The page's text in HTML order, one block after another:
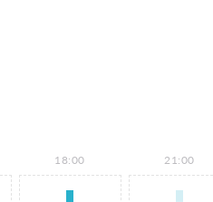
18:00 21:00